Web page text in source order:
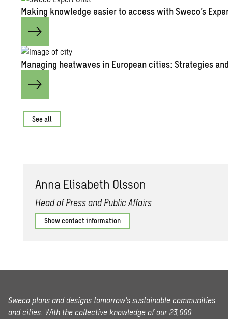
Mak­ing knowl­edge eas­ier to ac­cess with Sweco’s
Man­ag­ing heat­waves in Eu­ro­pean cities: Strate­gies
See all
Anna Elis­a­beth Ols­son
Head of Press and Public Affairs
Show contact information
Sweco plans and designs tomorrow’s sustainable communities
and cities. With the collective knowledge of our 23,000